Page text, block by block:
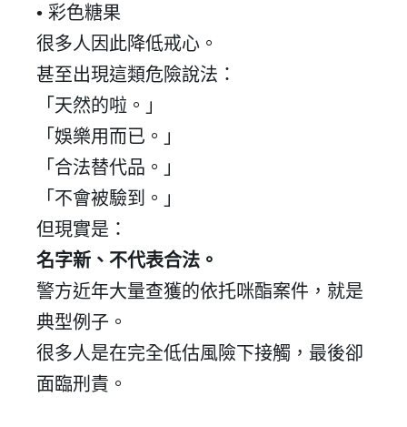
• 彩色糖果
很多人因此降低戒心。
甚至出現這類危險說法：
「天然的啦。」
「娛樂用而已。」
「合法替代品。」
「不會被驗到。」
但現實是：
名字新、不代表合法。
警方近年大量查獲的依托咪酯案件，就是
典型例子。
很多人是在完全低估風險下接觸，最後卻
面臨刑責。